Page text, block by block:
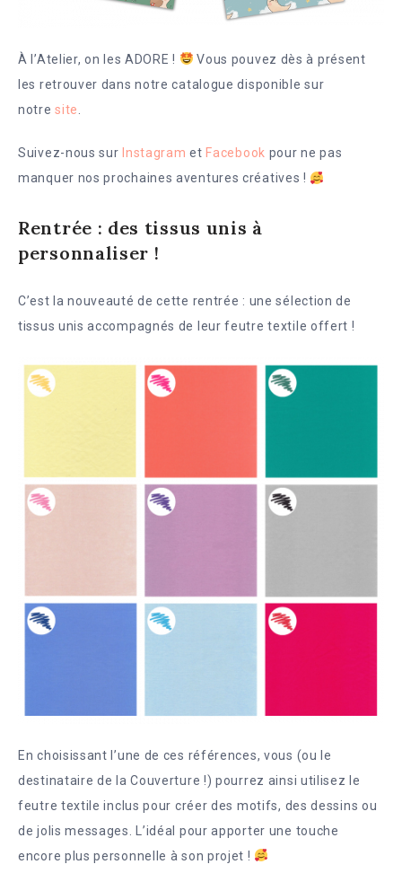
À l’Atelier, on les ADORE !
Vous pouvez dès à présent
les retrouver dans notre catalogue disponible sur
notresite
Suivez-nous sur Instagram et Facebook pour ne pas
manquer nos prochaines aventures créatives !
Rentrée : des tissus unis à
personnaliser !
C’est la nouveauté de cette rentrée : une sélection de
tissus unis accompagnés de leur feutre textile offert !
En choisissant l’une de ces références, vous (ou le
destinataire de la Couverture !) pourrez ainsi utilisez le
feutre textile inclus pour créer des motifs, des dessins ou
de jolis messages. L’idéal pour apporter une touche
encore plus personnelle à son projet !